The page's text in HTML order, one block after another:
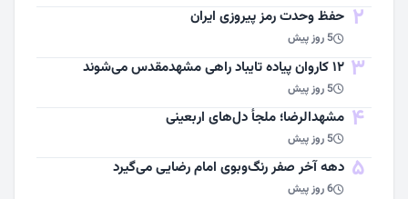
2 حفظ وحدت رمز پیروزی ایران
5 روز پیش
3 ۱۲ کاروان پیاده تایباد راهی مشهدمقدس می‌شوند
5 روز پیش
4 مشهد‌الرضا؛ ملجأ دل‌های اربعینی
5 روز پیش
5 دهه آخر صفر رنگ‌وبوی امام رضایی می‌گیرد
6 روز پیش